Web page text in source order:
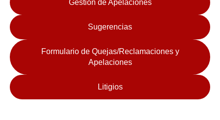
Gestión de Apelaciones
Sugerencias
Formulario de Quejas/Reclamaciones y
Apelaciones
Litigios